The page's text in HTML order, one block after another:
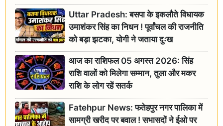
Uttar Pradesh: बसपा के इकलौते विधायक
उमाशंकर सिंह का निधन ! पूर्वांचल की राजनीति
को बड़ा झटका, योगी ने जताया दुःख
आज का राशिफल 05 अगस्त 2026: सिंह
राशि वालों को मिलेगा सम्मान, तुला और मकर
राशि के लोग रहें सतर्क
Fatehpur News: फतेहपुर नगर पालिका में
सामग्री खरीद पर बवाल ! सभासदों ने ईओ पर